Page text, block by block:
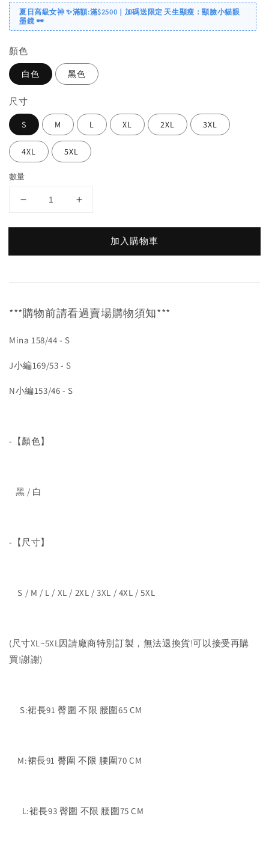
夏日高級女神 ✨滿額:滿$2500｜加碼送限定 天生顯瘦：顯臉小貓眼
墨鏡 🕶️
顏色
白色 黑色
尺寸
S M L XL 2XL 3XL
4XL 5XL
數量
加入購物車
***購物前請看過賣場購物須知***
Mina 158/44 - S
J小編169/53 - S
N小編153/46 - S
-【顏色】
黑 / 白
-【尺寸】
S / M / L / XL / 2XL / 3XL / 4XL / 5XL
(尺寸XL~5XL因請廠商特別訂製，無法退換貨!可以接受再購
買!謝謝)
S:裙長91 臀圍 不限 腰圍65 CM
M:裙長91 臀圍 不限 腰圍70 CM
L:裙長93 臀圍 不限 腰圍75 CM